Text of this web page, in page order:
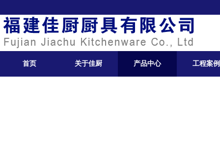
首页 关于佳厨 产品中心 工程案例